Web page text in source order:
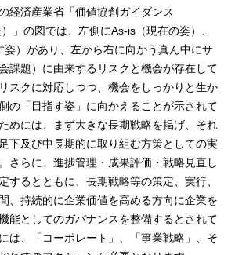
経済産業省「価値協創ガイダンス
」の図では、左側にAs-is（現在の姿）、
姿）があり、左から右に向かう真ん中にサ
課題）に由来するリスクと機会が存在して
スクに対応しつつ、機会をしっかりと生か
の「目指す姿」に向かえることが示されて
めには、まず大きな長期戦略を掲げ、それ
下及び中長期的に取り組む方策としての実
さらに、進捗管理・成果評価・戦略見直し
するとともに、長期戦略等の策定、実行、
、持続的に企業価値を高める方向に企業を
能としてのガバナンスを整備するとされて
は、「コーポレート」、「事業戦略」、そ